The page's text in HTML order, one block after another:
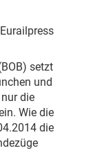
setzt
und
die
Wie die
die